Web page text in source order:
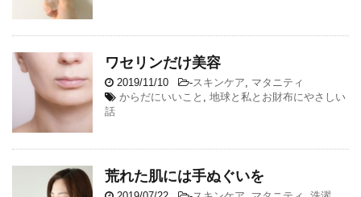
ワセリンだけ美容
2019/11/10 -スキンケア
マタニティ
からだにいいこと
地球と私とお財布にやさしい
話
荒れた肌には手ぬぐいを